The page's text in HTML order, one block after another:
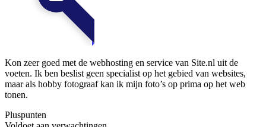
Kon zeer goed met de webhosting en service van Site.nl uit de
voeten. Ik ben beslist geen specialist op het gebied van websites,
maar als hobby fotograaf kan ik mijn foto’s op prima op het web
tonen.
Pluspunten